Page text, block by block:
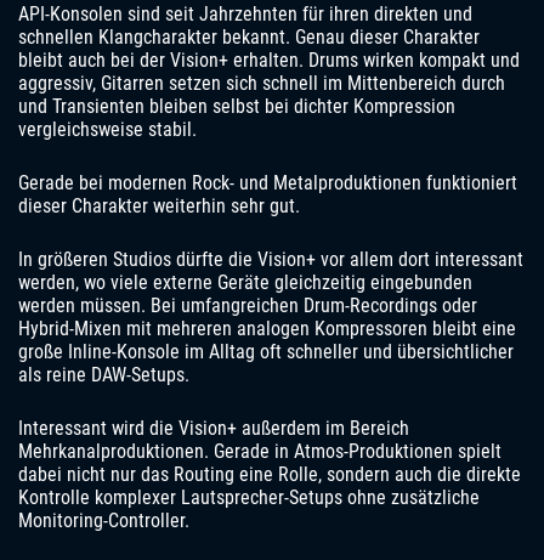
API-Konsolen sind seit Jahrzehnten für ihren direkten und
schnellen Klangcharakter bekannt. Genau dieser Charakter
bleibt auch bei der Vision+ erhalten. Drums wirken kompakt und
aggressiv, Gitarren setzen sich schnell im Mittenbereich durch
und Transienten bleiben selbst bei dichter Kompression
vergleichsweise stabil.
Gerade bei modernen Rock- und Metalproduktionen funktioniert
dieser Charakter weiterhin sehr gut.
In größeren Studios dürfte die Vision+ vor allem dort interessant
werden, wo viele externe Geräte gleichzeitig eingebunden
werden müssen. Bei umfangreichen Drum-Recordings oder
Hybrid-Mixen mit mehreren analogen Kompressoren bleibt eine
große Inline-Konsole im Alltag oft schneller und übersichtlicher
als reine DAW-Setups.
Interessant wird die Vision+ außerdem im Bereich
Mehrkanalproduktionen. Gerade in Atmos-Produktionen spielt
dabei nicht nur das Routing eine Rolle, sondern auch die direkte
Kontrolle komplexer Lautsprecher-Setups ohne zusätzliche
Monitoring-Controller.